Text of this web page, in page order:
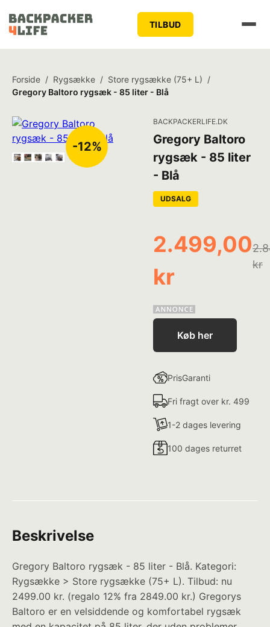
TILBUD
Forside / Rygsække / Store rygsække (75+ L) /
Gregory Baltoro rygsæk - 85 liter - Blå
-12%
BACKPACKERLIFE.DK
Gregory Baltoro
rygsæk - 85 liter
- Blå
UDSALG
2.499,00
kr
kr
Køb her
PrisGaranti
Fri fragt over kr. 499
1-2 dages levering
100 dages returret
Beskrivelse
Gregory Baltoro rygsæk - 85 liter - Blå. Kategori:
Rygsække > Store rygsække (75+ L). Tilbud: nu
2499.00 kr. (regalo 12% fra 2849.00 kr.) Gregorys
Baltoro er en velsiddende og komfortabel rygsæk